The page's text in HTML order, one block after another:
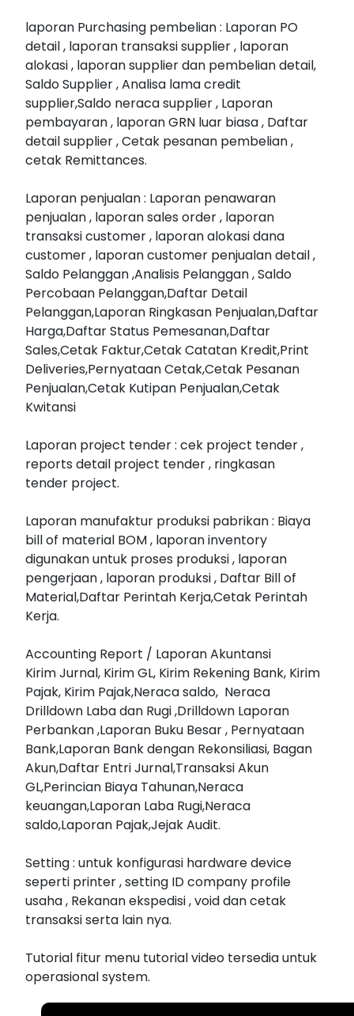
laporan Purchasing pembelian : Laporan PO
detail , laporan transaksi supplier , laporan
alokasi , laporan supplier dan pembelian detail,
Saldo Supplier , Analisa lama credit
supplier,Saldo neraca supplier , Laporan
pembayaran , laporan GRN luar biasa , Daftar
detail supplier , Cetak pesanan pembelian ,
cetak Remittances.
Laporan penjualan : Laporan penawaran
penjualan , laporan sales order , laporan
transaksi customer , laporan alokasi dana
customer , laporan customer penjualan detail ,
Saldo Pelanggan ,Analisis Pelanggan , Saldo
Percobaan Pelanggan,Daftar Detail
Pelanggan,Laporan Ringkasan Penjualan,Daftar
Harga,Daftar Status Pemesanan,Daftar
Sales,Cetak Faktur,Cetak Catatan Kredit,Print
Deliveries,Pernyataan Cetak,Cetak Pesanan
Penjualan,Cetak Kutipan Penjualan,Cetak
Kwitansi
Laporan project tender : cek project tender ,
reports detail project tender , ringkasan
tender project.
Laporan manufaktur produksi pabrikan : Biaya
bill of material BOM , laporan inventory
digunakan untuk proses produksi , laporan
pengerjaan , laporan produksi , Daftar Bill of
Material,Daftar Perintah Kerja,Cetak Perintah
Kerja.
Accounting Report / Laporan Akuntansi
Kirim Jurnal, Kirim GL, Kirim Rekening Bank, Kirim
Pajak, Kirim Pajak,Neraca saldo, Neraca
Drilldown Laba dan Rugi ,Drilldown Laporan
Perbankan ,Laporan Buku Besar , Pernyataan
Bank,Laporan Bank dengan Rekonsiliasi, Bagan
Akun,Daftar Entri Jurnal,Transaksi Akun
GL,Perincian Biaya Tahunan,Neraca
keuangan,Laporan Laba Rugi,Neraca
saldo,Laporan Pajak,Jejak Audit.
Setting : untuk konfigurasi hardware device
seperti printer , setting ID company profile
usaha , Rekanan ekspedisi , void dan cetak
transaksi serta lain nya.
Tutorial fitur menu tutorial video tersedia untuk
operasional system.